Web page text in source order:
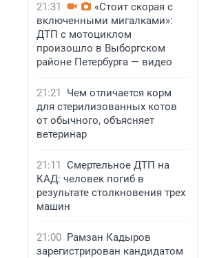
21:31
«Стоит скорая с
включенными мигалками»:
ДТП с мотоциклом
произошло в Выборгском
районе Петербурга — видео
21:21
Чем отличается корм
для стерилизованных котов
от обычного, объясняет
ветеринар
21:11 Смертельное ДТП на
КАД: человек погиб в
результате столкновения трех
машин
21:00 Рамзан Кадыров
зарегистрирован кандидатом